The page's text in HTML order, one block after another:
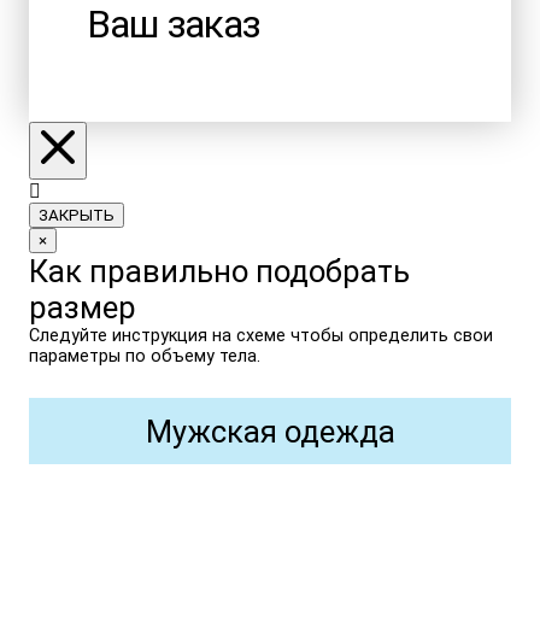
Ваш заказ
ЗАКРЫТЬ
×
Как правильно подобрать
размер
Следуйте инструкция на схеме чтобы определить свои
параметры по объему тела.
Мужская одежда